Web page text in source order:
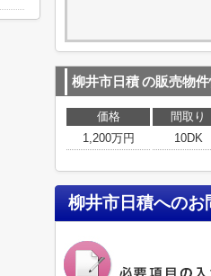
柳井市日積の販売物
価格 間取り
1,200万円
10DK
柳井市日積へのお